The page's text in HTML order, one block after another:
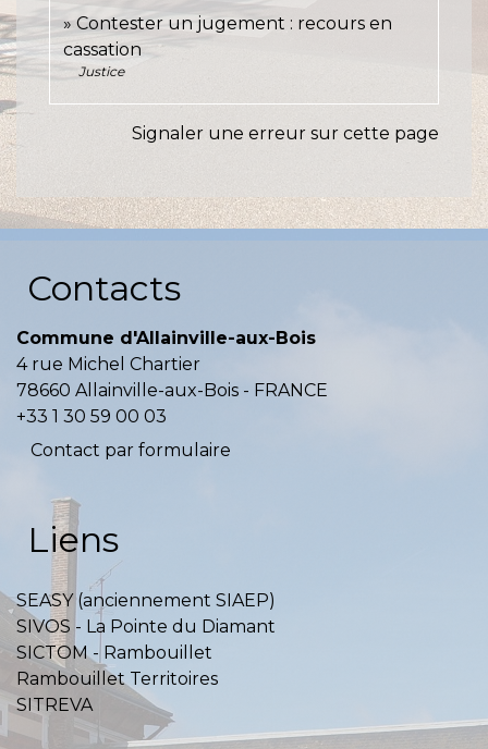
Contester un jugement : recours en
cassation
Justice
Signaler une erreur sur cette page
Contacts
Commune d'Allainville-aux-Bois
4 rue Michel Chartier
78660 Allainville-aux-Bois - FRANCE
+33 1 30 59 00 03
Contact par formulaire
Liens
SEASY (anciennement SIAEP)
SIVOS - La Pointe du Diamant
SICTOM - Rambouillet
Rambouillet Territoires
SITREVA